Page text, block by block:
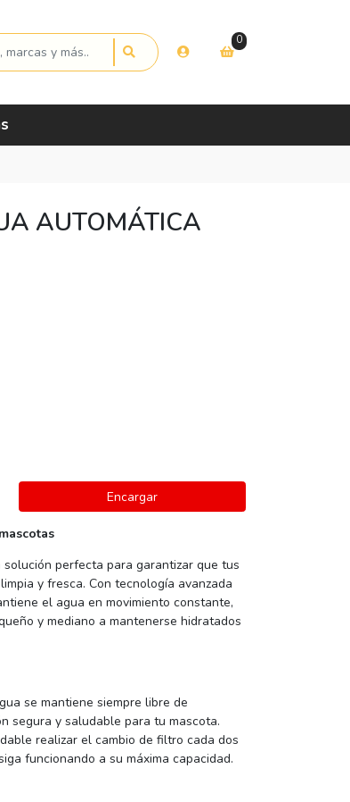
0
AUTOMÁTICA
Encargar
solución perfecta para garantizar que tus
y fresca. Con tecnología avanzada
el agua en movimiento constante,
y mediano a mantenerse hidratados
se mantiene siempre libre de
segura y saludable para tu mascota.
realizar el cambio de filtro cada dos
funcionando a su máxima capacidad.